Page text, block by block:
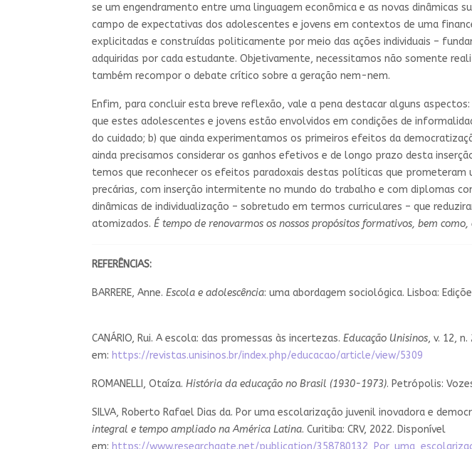
se um engendramento entre uma linguagem econômica e as novas dinâmicas
campo de expectativas dos adolescentes e jovens em contextos de uma
explicitadas e construídas politicamente por meio das ações individuais –
adquiridas por cada estudante. Objetivamente, necessitamos não somente
também recompor o debate crítico sobre a geração nem-nem.
Enfim, para concluir esta breve reflexão, vale a pena destacar alguns
que estes adolescentes e jovens estão envolvidos em condições de
do cuidado; b) que ainda experimentamos os primeiros efeitos da
ainda precisamos considerar os ganhos efetivos e de longo prazo desta
temos que reconhecer os efeitos paradoxais destas políticas que
precárias, com inserção intermitente no mundo do trabalho e com diplomas
dinâmicas de individualização – sobretudo em termos curriculares – que
atomizados. É tempo de renovarmos os nossos propósitos formativos, bem
REFERÊNCIAS:
BARRERE, Anne. Escola e adolescência: uma abordagem sociológica. Lisboa:
CANÁRIO, Rui. A escola: das promessas às incertezas. Educação Unisinos, v. 12,
em: https://revistas.unisinos.br/index.php/educacao/article/view/5309
ROMANELLI, Otaíza. História da educação no Brasil (1930-1973). Petrópolis:
SILVA, Roberto Rafael Dias da. Por uma escolarização juvenil inovadora e
integral e tempo ampliado na América Latina. Curitiba: CRV, 2022. Disponível
em: https://www.researchgate.net/publication/